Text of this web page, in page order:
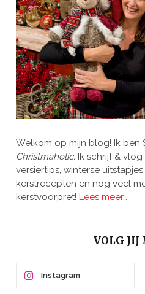
Welkom op mijn blog! Ik ben
Christmaholic. Ik schrijf &
versiertips, winterse
kerstrecepten en nog veel
kerstvoorpret! Lees meer…
VOLG JIJ
Instagram